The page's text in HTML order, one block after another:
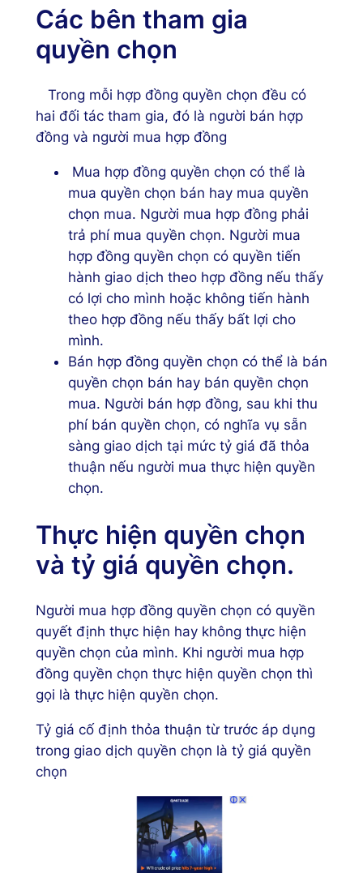
Các bên tham gia
quyền chọn
Trong mỗi hợp đồng quyền chọn đều có
hai đối tác tham gia, đó là người bán hợp
đồng và người mua hợp đồng
Mua hợp đồng quyền chọn có thể là
mua quyền chọn bán hay mua quyền
chọn mua. Người mua hợp đồng phải
trả phí mua quyền chọn. Người mua
hợp đồng quyền chọn có quyền tiến
hành giao dịch theo hợp đồng nếu thấy
có lợi cho mình hoặc không tiến hành
theo hợp đồng nếu thấy bất lợi cho
mình.
Bán hợp đồng quyền chọn có thể là bán
quyền chọn bán hay bán quyền chọn
mua. Người bán hợp đồng, sau khi thu
phí bán quyền chọn, có nghĩa vụ sẵn
sàng giao dịch tại mức tỷ giá đã thỏa
thuận nếu người mua thực hiện quyền
chọn.
Thực hiện quyền chọn
và tỷ giá quyền chọn.
Người mua hợp đồng quyền chọn có quyền
quyết định thực hiện hay không thực hiện
quyền chọn của mình. Khi người mua hợp
đồng quyền chọn thực hiện quyền chọn thì
gọi là thực hiện quyền chọn.
Tỷ giá cố định thỏa thuận từ trước áp dụng
trong giao dịch quyền chọn là tỷ giá quyền
chọn